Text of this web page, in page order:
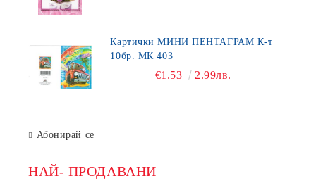
Картички МИНИ ПЕНТАГРАМ К-т
10бр. МК 403
€1.53 2.99лв.
Абонирай се
НАЙ- ПРОДАВАНИ